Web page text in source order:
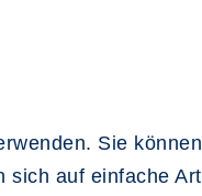
Sie können
sich auf einfache Art